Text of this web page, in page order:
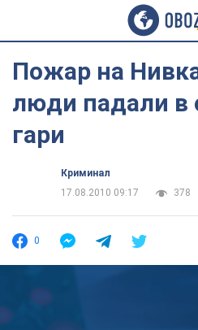
Пожар на
люди падали в
гари
Криминал
17.08.2010 09:17
378
0